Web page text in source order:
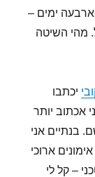
ארבעה ימים –
מהי השיטה
יכתבו
אכתוב יותר
בנתיים אני
ארוכי
– קל לי